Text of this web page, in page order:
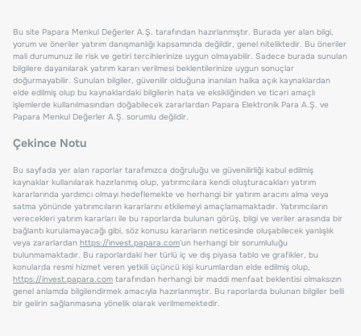
Bu site Papara Menkul Değerler A.Ş. tarafından hazırlanmıştır. Burada yer alan bilgi,
yorum ve öneriler yatırım danışmanlığı kapsamında değildir, genel niteliktedir. Bu öneriler
mali durumunuz ile risk ve getiri tercihlerinize uygun olmayabilir. Sadece burada sunulan
bilgilere dayanılarak yatırım kararı verilmesi beklentilerinize uygun sonuçlar
doğurmayabilir. Sunulan bilgiler, güvenilir olduğuna inanılan halka açık kaynaklardan
elde edilmiş olup bu kaynaklardaki bilgilerin hata ve eksikliğinden ve ticari amaçlı
işlemlerde kullanılmasından doğabilecek zararlardan Papara Elektronik Para A.Ş. ve
Papara Menkul Değerler A.Ş. sorumlu değildir.
Çekince Notu
Bu sayfada yer alan raporlar tarafımızca doğruluğu ve güvenilirliği kabul edilmiş
kaynaklar kullanılarak hazırlanmış olup, yatırımcılara kendi oluşturacakları yatırım
kararlarında yardımcı olmayı hedeflemekte ve herhangi bir yatırım aracını alma veya
satma yönünde yatırımcıların kararlarını etkilemeyi amaçlamamaktadır. Yatırımcıların
verecekleri yatırım kararları ile bu raporlarda bulunan görüş, bilgi ve veriler arasında bir
bağlantı kurulamayacağı gibi, söz konusu kararların neticesinde oluşabilecek yanlışlık
veya zararlardan https://invest.papara.com'un herhangi bir sorumluluğu
bulunmamaktadır. Bu raporlardaki her türlü iç ve dış piyasa tablo ve grafikler, bu
konularda resmi hizmet veren yetkili üçüncü kişi kurumlardan elde edilmiş olup,
https://invest.papara.com tarafından herhangi bir maddi menfaat beklentisi olmaksızın
genel anlamda bilgilendirmek amacıyla hazırlanmıştır. Bu raporlarda bulunan bilgiler belli
bir gelirin sağlanmasına yönelik olarak verilmemektedir.